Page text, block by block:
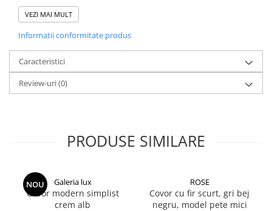
REZISTENTE LA TRAFIC
INALTIME FIR 13-15 MM
TESUTE MECANIC
CALITATEA INTAI
FABRICATE IN TURCIA
Potrivit si pentru incalzirea in pardoseala
VEZI MAI MULT
Informatii conformitate produs
Caracteristici
Review-uri(0)
PRODUSE SIMILARE
NOU Galeria lux
Covor modern simplist
crem alb
ROSE
Covor cu fir scurt, gri bej
negru, model pete mici